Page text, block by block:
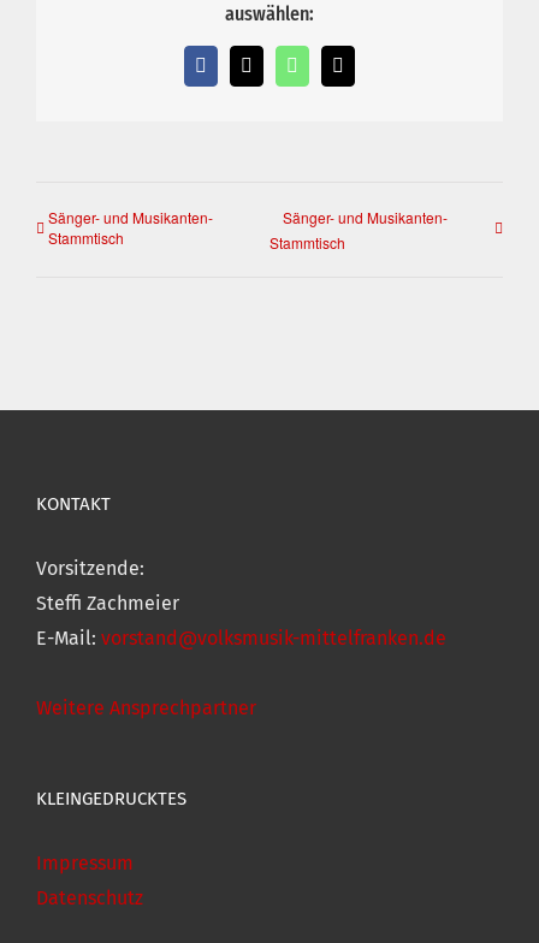
auswählen:
Facebook
X WhatsApp
E-
Mail
Sänger- und Musikanten-
Stammtisch
Sänger- und Musikanten-
Stammtisch
KONTAKT
Vorsitzende:
Steffi Zachmeier
E-Mail: vorstand@volksmusik-mittelfranken.de
Weitere Ansprechpartner
KLEINGEDRUCKTES
Impressum
Datenschutz